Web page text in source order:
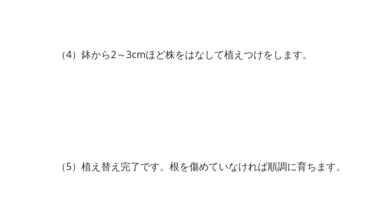
（4）鉢から2～3cmほど株をはなして植えつけをします。
（5）植え替え完了です。根を傷めていなければ順調に育ちます。